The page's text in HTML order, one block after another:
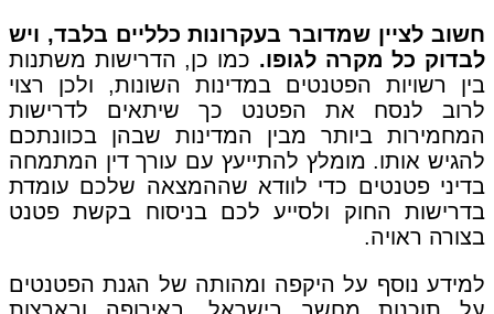
חשוב לציין שמדובר בעקרונות כלליים בלבד, ויש
לבדוק כל מקרה לגופו. כמו כן, הדרישות משתנות
בין רשויות הפטנטים במדינות השונות, ולכן רצוי
לרוב לנסח את הפטנט כך שיתאים לדרישות
המחמירות ביותר מבין המדינות שבהן בכוונתכם
להגיש אותו. מומלץ להתייעץ עם עורך דין המתמחה
בדיני פטנטים כדי לוודא שההמצאה שלכם עומדת
בדרישות החוק ולסייע לכם בניסוח בקשת פטנט
בצורה ראויה.
למידע נוסף על היקפה ומהותה של הגנת הפטנטים
על תוכנות מחשב בישראל, באירופה ובארצות